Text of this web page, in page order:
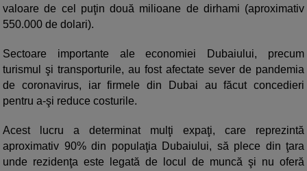
valoare de cel puţin două milioane de dirhami (aproximativ
550.000 de dolari).
Sectoare importante ale economiei Dubaiului, precum
turismul şi transporturile, au fost afectate sever de pandemia
de coronavirus, iar firmele din Dubai au făcut concedieri
pentru a-şi reduce costurile.
Acest lucru a determinat mulţi expaţi, care reprezintă
aproximativ 90% din populaţia Dubaiului, să plece din ţara
unde rezidenţa este legată de locul de muncă şi nu oferă